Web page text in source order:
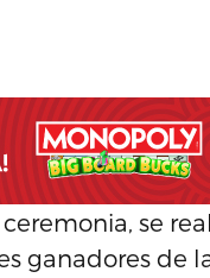
se
ganadores de